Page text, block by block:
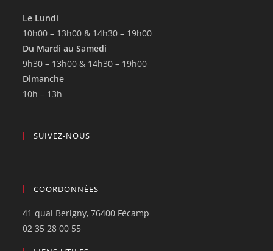
Le Lundi
10h00 – 13h00 & 14h30 – 19h00
Du Mardi au Samedi
9h30 – 13h00 & 14h30 – 19h00
Dimanche
10h – 13h
SUIVEZ-NOUS
COORDONNÉES
41 quai Berigny, 76400 Fécamp
02 35 28 00 55